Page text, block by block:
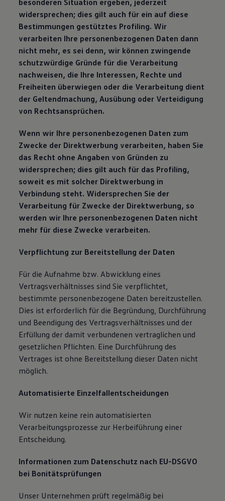
besonderen Situation ergeben, jederzeit
widersprechen; dies gilt auch für ein auf diese
Bestimmungen gestütztes Profiling. Wir
verarbeiten Ihre personenbezogenen Daten dann
nicht mehr, es sei denn, wir können zwingende
schutzwürdige Gründe für die Verarbeitung
nachweisen, die Ihre Interessen, Rechte und
Freiheiten überwiegen oder die Verarbeitung dient
der Geltendmachung, Ausübung oder Verteidigung
von Rechtsansprüchen.
Wenn wir Ihre personenbezogenen Daten zum
Zwecke der Direktwerbung verarbeiten, haben Sie
das Recht ohne Angaben von Gründen zu
widersprechen; dies gilt auch für das Profiling,
soweit es mit solcher Direktwerbung in
Verbindung steht. Widersprechen Sie der
Verarbeitung für Zwecke der Direktwerbung, so
werden wir Ihre personenbezogenen Daten nicht
mehr für diese Zwecke verarbeiten.
Verpflichtung zur Bereitstellung der Daten
Für die Aufnahme bzw. Abwicklung eines
Vertragsverhältnisses sind Sie verpflichtet,
bestimmte personenbezogene Daten bereitzustellen.
Dies ist erforderlich für die Begründung, Durchführung
und Beendigung des Vertragsverhältnisses und der
Erfüllung der damit verbundenen vertraglichen und
gesetzlichen Pflichten. Eine Durchführung des
Vertrages ist ohne Bereitstellung dieser Daten nicht
möglich.
Automatisierte Einzelfallentscheidungen
Wir nutzen keine rein automatisierten
Verarbeitungsprozesse zur Herbeiführung einer
Entscheidung.
Informationen zum Datenschutz nach EU-DSGVO
bei Bonitätsprüfungen
Unser Unternehmen prüft regelmäßig bei